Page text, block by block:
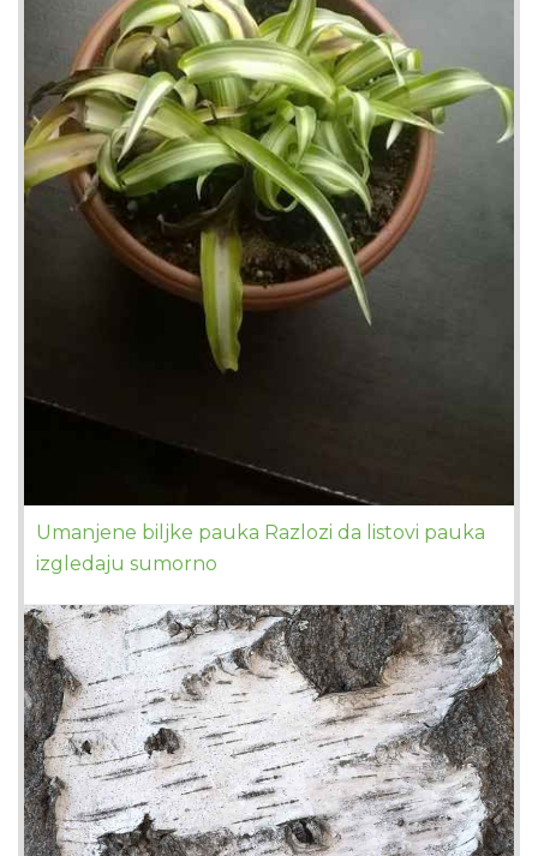
Umanjene biljke pauka Razlozi da listovi pauka
izgledaju sumorno